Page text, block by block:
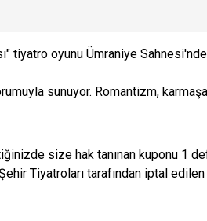
tiyatro oyunu Ümraniye
sunuyor. Romantizm,
size hak tanınan kuponu 1
Tiyatroları tarafından iptal